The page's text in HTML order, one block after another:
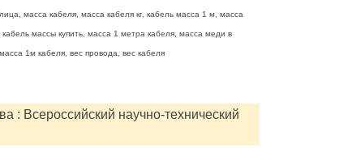
масса кабеля, масса кабеля кг, кабель масса 1 м, масса
массы купить, масса 1 метра кабеля, масса меди в
1м кабеля, вес провода, вес кабеля
: Всероссийский научно-технический